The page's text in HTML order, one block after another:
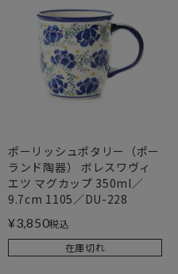
ポーリッシュポタリー（ポー
ランド陶器） ボレスワヴィ
エツ マグカップ 350ml／
9.7cm 1105／DU-228
¥3,850税込
在庫切れ